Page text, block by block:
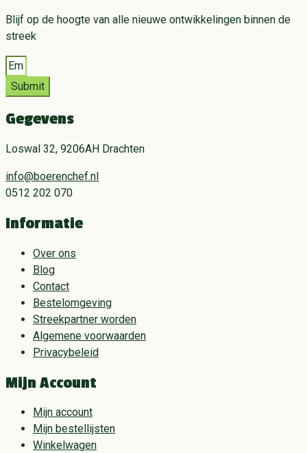
Blijf op de hoogte van alle nieuwe ontwikkelingen binnen de
streek
Submit
Gegevens
Loswal 32, 9206AH Drachten
info@boerenchef.nl
0512 202 070
Informatie
Over ons
Blog
Contact
Bestelomgeving
Streekpartner worden
Algemene voorwaarden
Privacybeleid
Mijn Account
Mijn account
Mijn bestellijsten
Winkelwagen